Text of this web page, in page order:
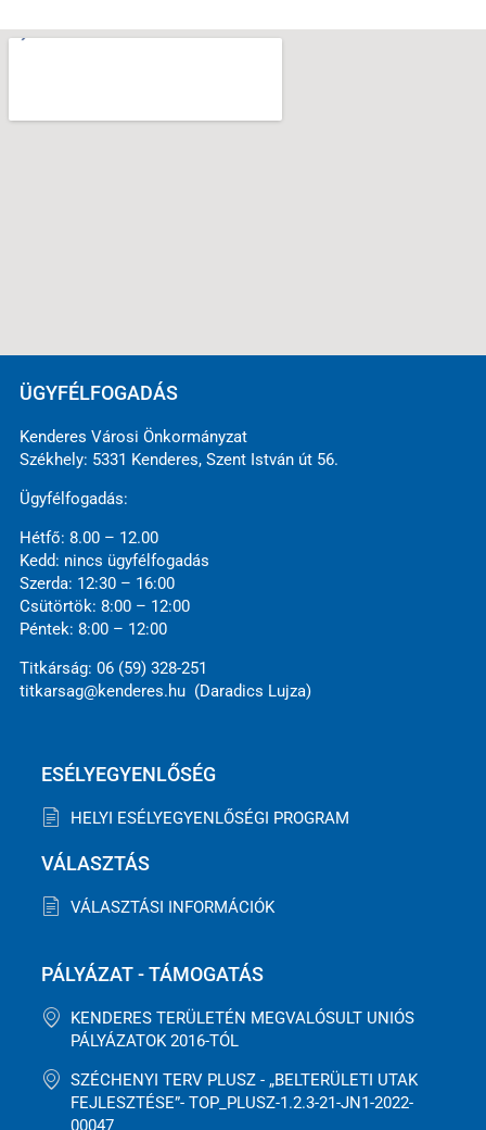
ÜGYFÉLFOGADÁS
Kenderes Városi Önkormányzat
Székhely: 5331 Kenderes, Szent István út 56.
Ügyfélfogadás:
Hétfő: 8.00 – 12.00
Kedd: nincs ügyfélfogadás
Szerda: 12:30 – 16:00
Csütörtök: 8:00 – 12:00
Péntek: 8:00 – 12:00
Titkárság: 06 (59) 328-251
titkarsag@kenderes.hu (Daradics Lujza)
ESÉLYEGYENLŐSÉG
HELYI ESÉLYEGYENLŐSÉGI PROGRAM
VÁLASZTÁS
VÁLASZTÁSI INFORMÁCIÓK
PÁLYÁZAT - TÁMOGATÁS
KENDERES TERÜLETÉN MEGVALÓSULT UNIÓS
PÁLYÁZATOK 2016-TÓL
SZÉCHENYI TERV PLUSZ - „BELTERÜLETI UTAK
FEJLESZTÉSE”- TOP_PLUSZ-1.2.3-21-JN1-2022-